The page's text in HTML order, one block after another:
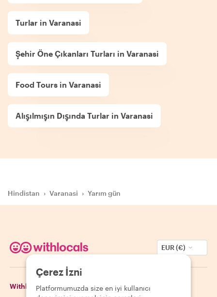
Turlar in Varanasi
Şehir Öne Çıkanları Turları in Varanasi
Food Tours in Varanasi
Alışılmışın Dışında Turlar in Varanasi
Hindistan › Varanasi › Yarım gün
EUR (€)
Withlocals Hakkında Misafirler
Çerez İzni
Platformumuzda size en iyi kullanıcı